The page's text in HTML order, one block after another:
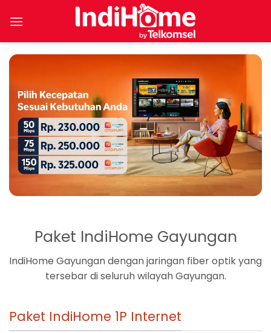
Paket IndiHome Gayungan
IndiHome Gayungan dengan jaringan fiber optik yang
tersebar di seluruh wilayah Gayungan.
Paket IndiHome 1P Internet